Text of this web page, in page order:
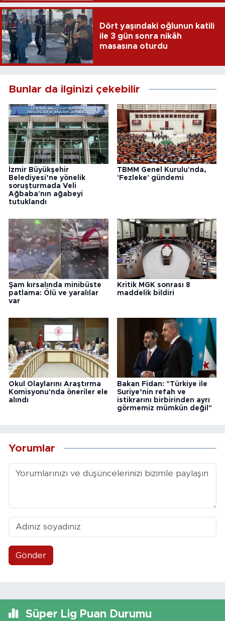
Dört yaşındaki oğlunun katili
ile 3 gün sonra nikâh
masasına oturdu
Bunlar da ilginizi çekebilir
İzmir Büyükşehir
Belediyesi’ne yönelik
soruşturmada Veli
Ağbaba'nın ağabeyi
tutuklandı
TBMM Genel Kurulu'nda,
'Fezleke' gündemi
Şam kırsalında minibüste
patlama: Ölü ve yaralılar
var
Kritik MGK sonrası 8
maddelik bildiri
Okul Olaylarını Araştırma
Komisyonu'nda öneriler ele
alındı
Bakan Fidan: "Türkiye ile
Suriye’nin refah ve
istikrarını birbirinden ayrı
görmemiz mümkün değil"
Yorumlar
Gönder
Süper Lig Puan Durumu